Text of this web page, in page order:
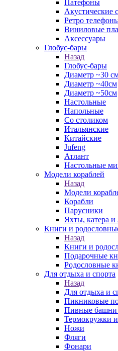
Патефоны
Акустические
Ретро
Виниловые
Аксессуары
Глобус-бары
Назад
Глобус-бары
Диаметр ~30
Диаметр ~40см
Диаметр ~50см
Настольные
Напольные
Со столиком
Итальянские
Китайские
Jufeng
Атлант
Настольные
Модели кораблей
Назад
Модели
Корабли
Парусники
Яхты, катера и
Книги и
Назад
Книги и
Подарочные
Родословные
Для отдыха и спорта
Назад
Для отдыха и
Пикниковые
Пивные башни
Термокружки
Ножи
Фляги
Фонари